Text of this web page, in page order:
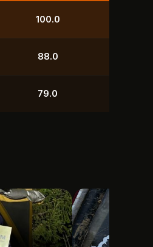
250.0
211.0
118.5